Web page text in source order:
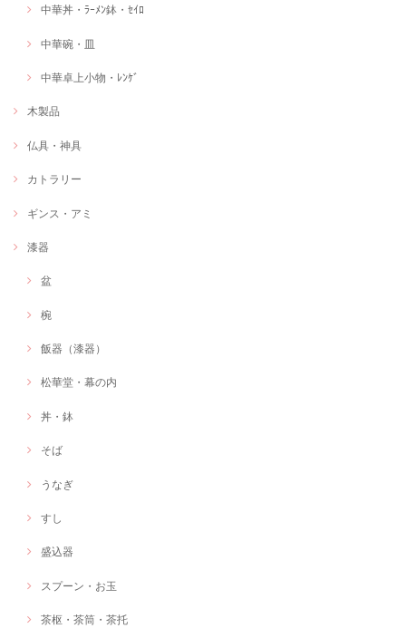
中華丼・ﾗｰﾒﾝ鉢・ｾｲﾛ
中華碗・皿
中華卓上小物・ﾚﾝｹﾞ
木製品
仏具・神具
カトラリー
ギンス・アミ
漆器
盆
椀
飯器（漆器）
松華堂・幕の内
丼・鉢
そば
うなぎ
すし
盛込器
スプーン・お玉
茶枢・茶筒・茶托